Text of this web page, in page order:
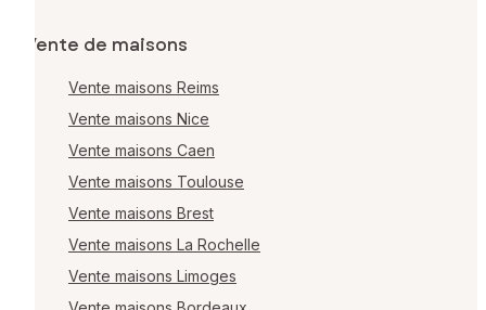
Vente de maisons
Vente maisons Reims
Vente maisons Nice
Vente maisons Caen
Vente maisons Toulouse
Vente maisons Brest
Vente maisons La Rochelle
Vente maisons Limoges